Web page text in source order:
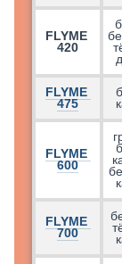
FLYME
420
FLYME
475
FLYME
600
FLYME
700